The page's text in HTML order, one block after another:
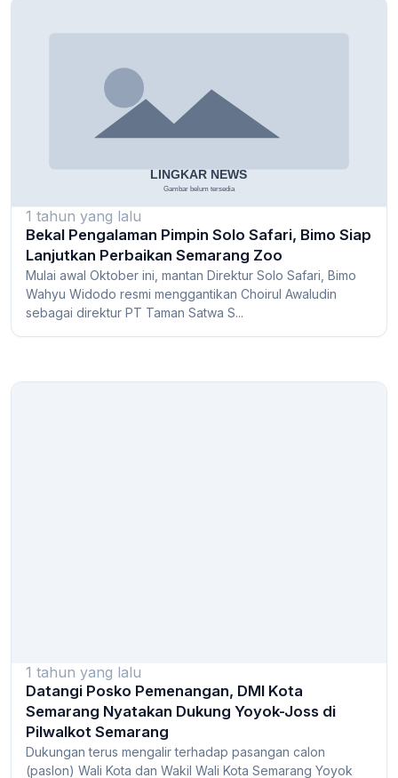
1 tahun yang lalu
Bekal Pengalaman Pimpin Solo Safari, Bimo Siap
Lanjutkan Perbaikan Semarang Zoo
Mulai awal Oktober ini, mantan Direktur Solo Safari, Bimo
Wahyu Widodo resmi menggantikan Choirul Awaludin
sebagai direktur PT Taman Satwa S...
1 tahun yang lalu
Datangi Posko Pemenangan, DMI Kota
Semarang Nyatakan Dukung Yoyok-Joss di
Pilwalkot Semarang
Dukungan terus mengalir terhadap pasangan calon
(paslon) Wali Kota dan Wakil Wali Kota Semarang Yoyok